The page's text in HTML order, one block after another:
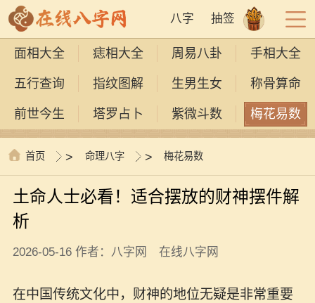
八字 抽签
面相大全 痣相大全 周易八卦 手相大全
五行查询 指纹图解 生男生女 称骨算命
前世今生 塔罗占卜 紫微斗数 梅花易数
首页 > 命理八字 > 梅花易数
土命人士必看！适合摆放的财神摆件解
析
2026-05-16 作者：八字网 在线八字网
在中国传统文化中，财神的地位无疑是非常重要